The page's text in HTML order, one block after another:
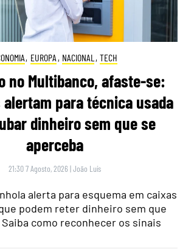
, EUROPA , NACIONAL , TECH
no Multibanco, afaste-se:
para técnica usada
dinheiro sem que se
aperceba
21:30 7 Agosto, 2026 |João Luís
alerta para esquema em caixas
podem reter dinheiro sem que
como reconhecer os sinais